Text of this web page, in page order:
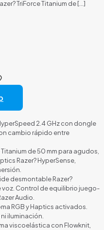
TriForce Titanium de[…]
2.4 GHz con dongle
cambio rápido entre
de 50 mm para agudos,
Razer? HyperSense,
desmontable Razer?
voz. Control de equilibrio juego-
Audio.
RGB y Haptics activados.
iluminación.
viscoelástica con Flowknit,